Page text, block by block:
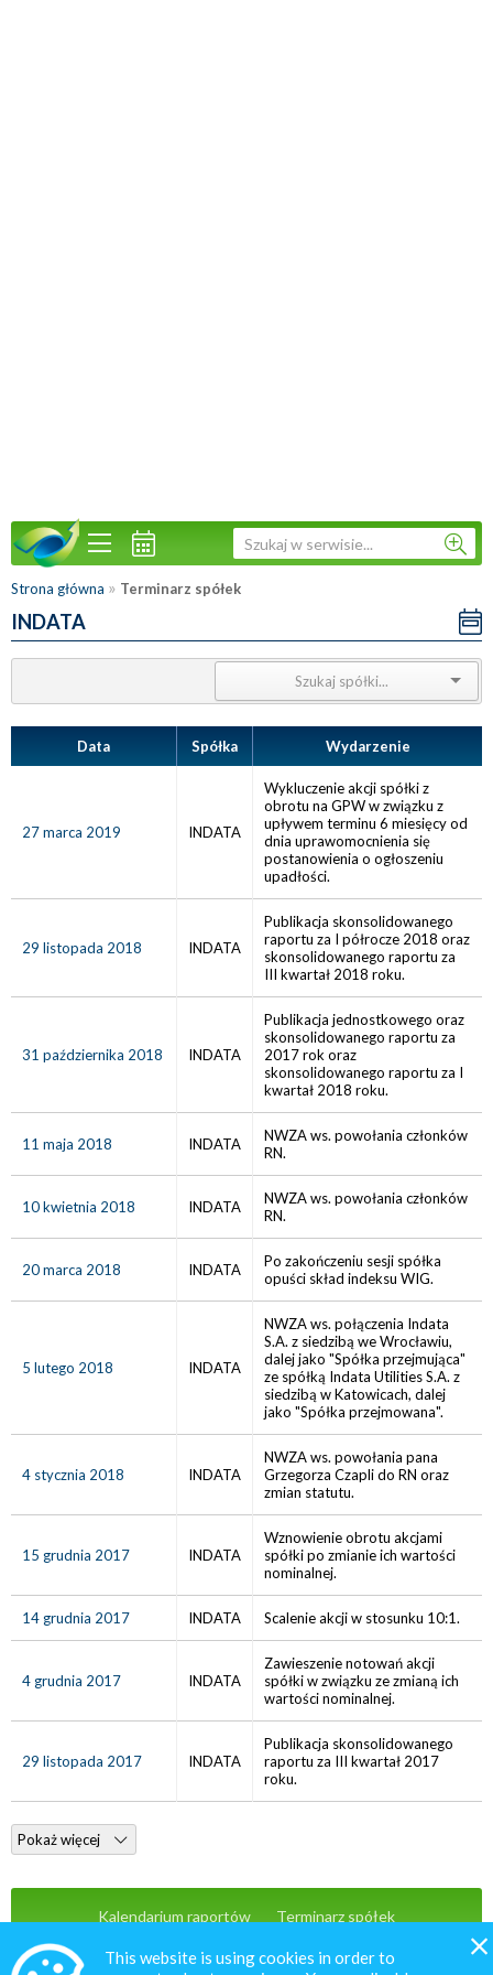
Strona główna » Terminarz spółek
INDATA
Data Spółka Wydarzenie
27 marca 2019 INDATA
Wykluczenie akcji spółki z
obrotu na GPW w związku z
upływem terminu 6 miesięcy od
dnia uprawomocnienia się
postanowienia o ogłoszeniu
upadłości.
29 listopada 2018 INDATA
Publikacja skonsolidowanego
raportu za I półrocze 2018 oraz
skonsolidowanego raportu za
III kwartał 2018 roku.
31 października 2018 INDATA
Publikacja jednostkowego oraz
skonsolidowanego raportu za
2017 rok oraz
skonsolidowanego raportu za I
kwartał 2018 roku.
11 maja 2018 INDATA
NWZA ws. powołania członków
RN.
10 kwietnia 2018 INDATA
NWZA ws. powołania członków
RN.
20 marca 2018 INDATA
Po zakończeniu sesji spółka
opuści skład indeksu WIG.
5 lutego 2018 INDATA
NWZA ws. połączenia Indata
S.A. z siedzibą we Wrocławiu,
dalej jako "Spółka przejmująca"
ze spółką Indata Utilities S.A. z
siedzibą w Katowicach, dalej
jako "Spółka przejmowana".
4 stycznia 2018 INDATA
NWZA ws. powołania pana
Grzegorza Czapli do RN oraz
zmian statutu.
15 grudnia 2017 INDATA
Wznowienie obrotu akcjami
spółki po zmianie ich wartości
nominalnej.
14 grudnia 2017 INDATA Scalenie akcji w stosunku 10:1.
4 grudnia 2017 INDATA
Zawieszenie notowań akcji
spółki w związku ze zmianą ich
wartości nominalnej.
29 listopada 2017 INDATA
Publikacja skonsolidowanego
raportu za III kwartał 2017
roku.
Pokaż więcej
Kalendarium raportów
Terminarz spółek
This website is using cookies in order to